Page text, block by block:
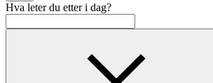
Hva leter du etter i dag?